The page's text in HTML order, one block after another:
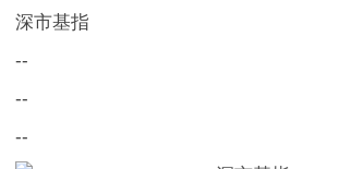
深市基指
--
--
--